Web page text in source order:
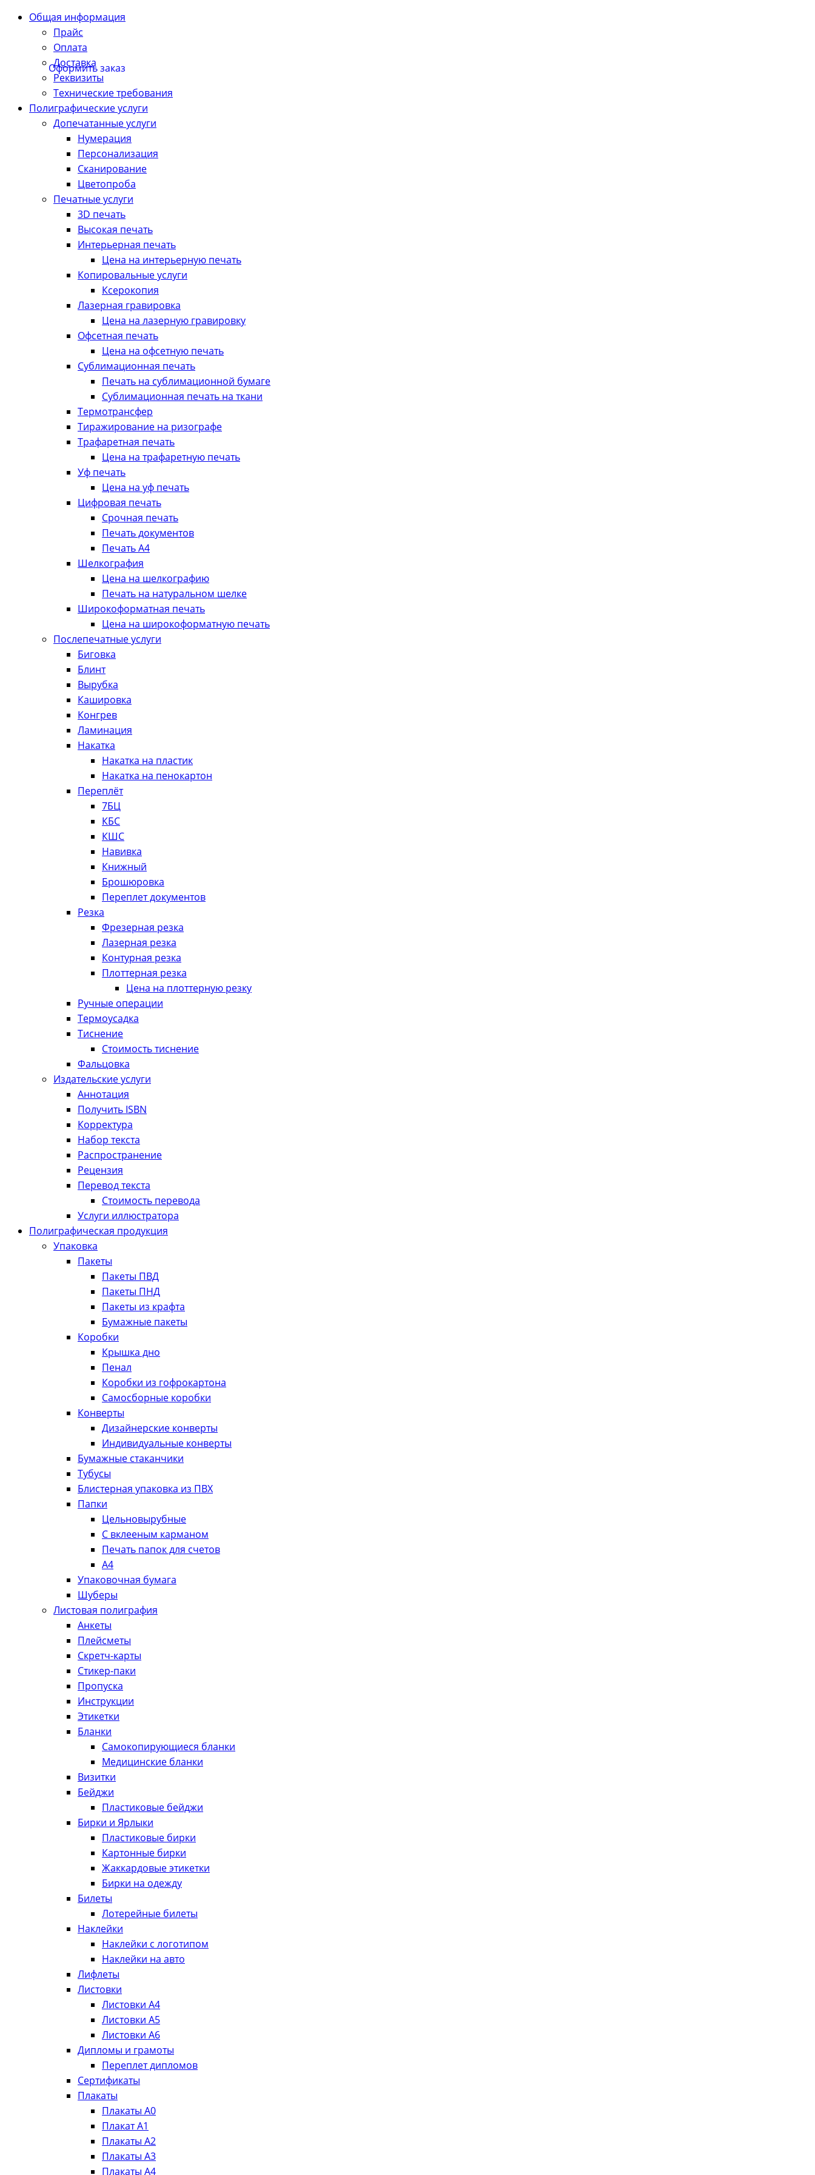
Общая информация
Прайс
Оплата
Доставка
Реквизиты
Технические требования
Полиграфические услуги
Допечатанные услуги
Нумерация
Персонализация
Сканирование
Цветопроба
Печатные услуги
3D печать
Высокая печать
Интерьерная печать
Цена на интерьерную печать
Копировальные услуги
Ксерокопия
Лазерная гравировка
Цена на лазерную гравировку
Офсетная печать
Цена на офсетную печать
Сублимационная печать
Печать на сублимационной бумаге
Сублимационная печать на ткани
Термотрансфер
Тиражирование на ризографе
Трафаретная печать
Цена на трафаретную печать
Уф печать
Цена на уф печать
Цифровая печать
Срочная печать
Печать документов
Печать А4
Шелкография
Цена на шелкографию
Печать на натуральном шелке
Широкоформатная печать
Цена на широкоформатную печать
Послепечатные услуги
Биговка
Блинт
Вырубка
Кашировка
Конгрев
Ламинация
Накатка
Накатка на пластик
Накатка на пенокартон
Переплёт
7БЦ
КБС
КШС
Навивка
Книжный
Брошюровка
Переплет документов
Резка
Фрезерная резка
Лазерная резка
Контурная резка
Плоттерная резка
Цена на плоттерную резку
Ручные операции
Термоусадка
Тиснение
Стоимость тиснение
Фальцовка
Издательские услуги
Аннотация
Получить ISBN
Корректура
Набор текста
Распространение
Рецензия
Перевод текста
Стоимость перевода
Услуги иллюстратора
Полиграфическая продукция
Упаковка
Пакеты
Пакеты ПВД
Пакеты ПНД
Пакеты из крафта
Бумажные пакеты
Коробки
Крышка дно
Пенал
Коробки из гофрокартона
Самосборные коробки
Конверты
Дизайнерские конверты
Индивидуальные конверты
Бумажные стаканчики
Тубусы
Блистерная упаковка из ПВХ
Папки
Цельновырубные
С вклееным карманом
Печать папок для счетов
А4
Упаковочная бумага
Шуберы
Листовая полиграфия
Анкеты
Плейсметы
Скретч-карты
Стикер-паки
Пропуска
Инструкции
Этикетки
Бланки
Самокопирующиеся бланки
Медицинские бланки
Визитки
Бейджи
Пластиковые бейджи
Бирки и Ярлыки
Пластиковые бирки
Картонные бирки
Жаккардовые этикетки
Бирки на одежду
Билеты
Лотерейные билеты
Наклейки
Наклейки с логотипом
Наклейки на авто
Лифлеты
Листовки
Листовки А4
Листовки А5
Листовки А6
Дипломы и грамоты
Переплет дипломов
Сертификаты
Плакаты
Плакаты А0
Плакат А1
Плакаты А2
Плакаты А3
Плакаты А4
Оформить заказ